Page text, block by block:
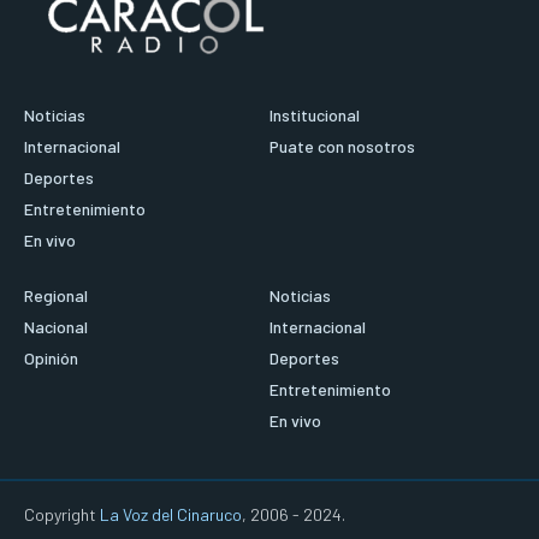
Noticias
Internacional
Deportes
Entretenimiento
En vivo
Institucional
Puate con nosotros
Regional
Nacional
Opinión
Noticias
Internacional
Deportes
Entretenimiento
En vivo
Copyright La Voz del Cinaruco, 2006 - 2024.